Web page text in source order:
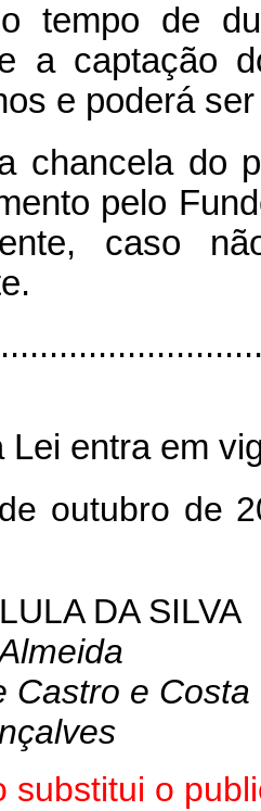
tempo de
a captação
e poderá
chancela do
pelo
caso
Lei entra em
outubro de
DA SILVA
Castro e Costa
substitui o